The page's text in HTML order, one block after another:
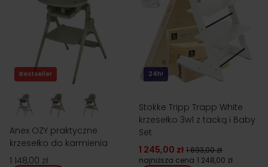
Bestseller
Anex OZY praktyczne
krzesełko do karmienia
1 148,00 zł
24h!
Stokke Tripp Trapp White
krzesełko 3w1 z tacką i Baby
Set
1 245,00 zł 1 693,00 zł
najniższa cena 1 248,00 zł